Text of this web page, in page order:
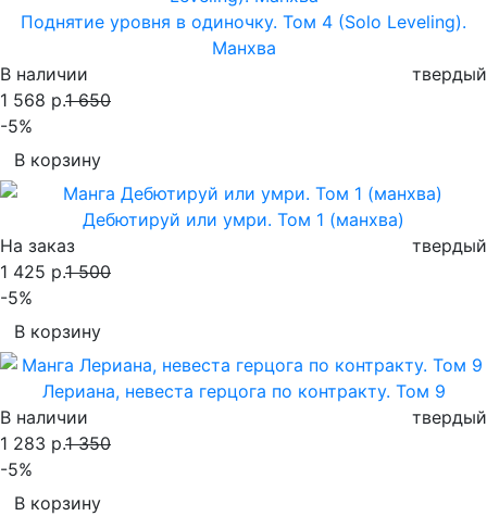
Поднятие уровня в одиночку. Том 4 (Solo Leveling).
Манхва
В наличии
твердый
1 568 р.1 650
-5%
В корзину
Дебютируй или умри. Том 1 (манхва)
На заказ
твердый
1 425 р.1 500
-5%
В корзину
Лериана, невеста герцога по контракту. Том 9
В наличии
твердый
1 283 р.1 350
-5%
В корзину